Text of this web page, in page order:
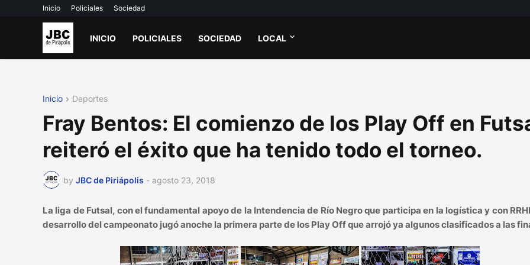
Inicio Policiales Sociedad
INICIO POLICIALES SOCIEDAD LOCAL
Inicio Deportes
Fray Bentos: El comienzo de los Play Off en
reiteró el éxito que ha tenido todo el torneo.
by JBC de Piriápolis - agosto 23, 2018
La liga de Futsal, con el fundamental apoyo de la Intendencia de Río Negro que participa en la logística y con
desarrollo del campeonato jugó anoche la primera parte de los Play Off que arrojó ya algunos clasificados a las